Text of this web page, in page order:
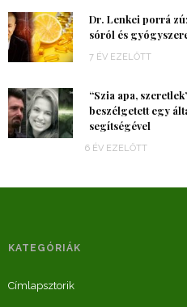
Dr. Lenkei porrá
sóról és
7 ÉV EZELŐTT
“Szia apa,
beszélgetett egy
segítségével
6 ÉV EZELŐTT
KATEGÓRIÁK
Címlapsztorik